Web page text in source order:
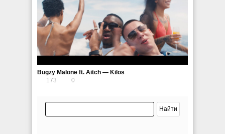
Bugzy Malone ft. Aitch — Kilos
173
0